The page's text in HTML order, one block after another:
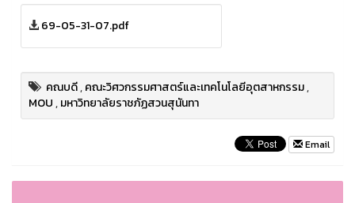
69-05-31-07.pdf
คณบดี,คณะวิศวกรรมศาสตร์และเทคโนโลยีอุตสาหกรรม,
MOU,มหาวิทยาลัยราชภัฏสวนสุนันทา
Email